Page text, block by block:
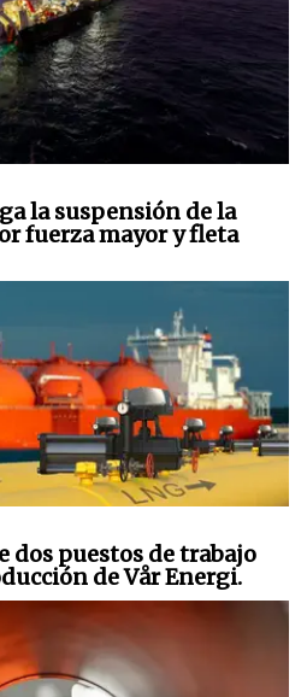
la suspensión de la
fuerza mayor y fleta
dos puestos de trabajo
de Vår Energi.